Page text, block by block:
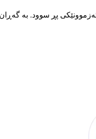
ئەزموونێکی پڕ سوود. بە